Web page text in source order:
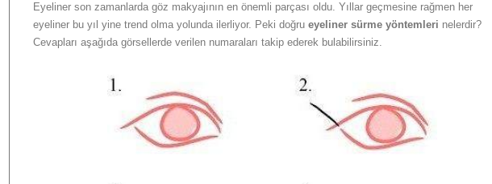
Eyeliner son zamanlarda göz makyajının en önemli parçası oldu. Yıllar geçmesine rağmen her
eyeliner bu yıl yine trend olma yolunda ilerliyor. Peki doğru eyeliner sürme yöntemleri nelerdir?
Cevapları aşağıda görsellerde verilen numaraları takip ederek bulabilirsiniz.